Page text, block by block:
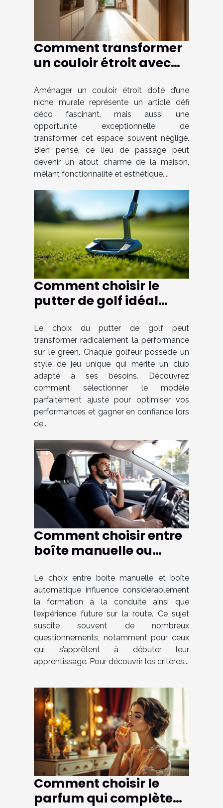
Comment transformer
un couloir étroit avec
Aménager un couloir étroit doté d’une
niche murale représente un article défi
déco fascinant, mais aussi une
opportunité exceptionnelle de
transformer cet espace souvent négligé.
Bien pensé, ce lieu de passage peut
devenir un atout charme de la maison,
mêlant fonctionnalité et esthétique....
Comment choisir le
putter de golf idéal
Le choix du putter de golf peut
transformer radicalement la performance
sur le green. Chaque golfeur possède un
style de jeu unique qui mérite un club
adapté à ses besoins. Découvrez
comment sélectionner le modèle
parfaitement ajusté pour optimiser vos
performances et gagner en confiance lors
de...
Comment choisir entre
boîte manuelle ou
votre formation de
conduite ?
Le choix entre boîte manuelle et boîte
automatique influence considérablement
la formation à la conduite ainsi que
l’expérience future sur la route. Ce sujet
suscite souvent de nombreux
questionnements, notamment pour ceux
qui s’apprêtent à débuter leur
apprentissage. Pour découvrir les critères...
Comment choisir le
parfum qui complète